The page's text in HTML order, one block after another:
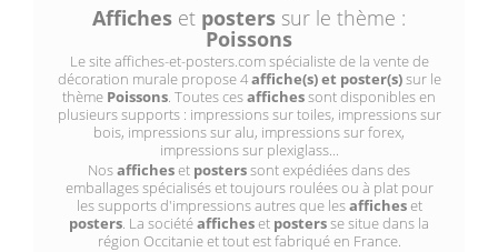
Affiches et posters sur le thème :
Poissons
Le site affiches-et-posters.com spécialiste de la vente de
décoration murale propose 4affiche(s) et poster(s)sur le
thème Poissons. Toutes cesaffichessont disponibles en
plusieurs supports : impressions sur toiles, impressions sur
bois, impressions sur alu, impressions sur forex,
impressions sur plexiglass...
Nosafficheset posterssont expédiées dans des
emballages spécialisés et toujours roulées ou à plat pour
les supports d'impressions autres que lesafficheset
posters. La sociétéafficheset postersse situe dans la
région Occitanie et tout est fabriqué en France.